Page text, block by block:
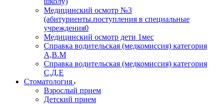
Медицинский осмотр №3
(абитуриенты.поступления в специальные
учреждения0
Медицинский осмотр дети 1мес
Справка водительская (медкомиссия) категория
А,В.М
Справка водительская (медкомиссия) категория
С,Д,Е
Стоматология
Взрослый прием
Детский прием